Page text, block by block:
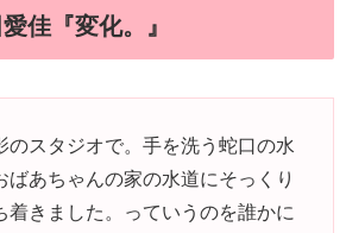
佳『変化。』
のスタジオで。手を洗う蛇口の水
ばあちゃんの家の水道にそっくり
着きました。っていうのを誰かに